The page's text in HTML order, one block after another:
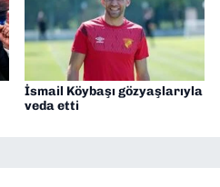
İsmail Köybaşı gözyaşlarıyla
veda etti